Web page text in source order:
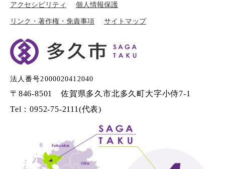
アクセシビリティ 個人情報保護
リンク・著作権・免責事項 サイトマップ
法人番号2000020412040
〒846-8501 佐賀県多久市北多久町大字小侍7-1
Tel：0952-75-2111(代表)